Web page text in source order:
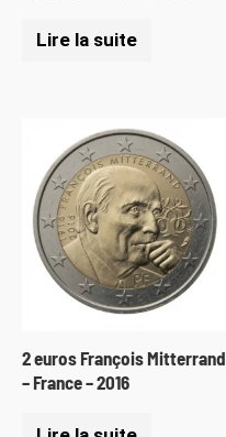
Lire la suite
2 euros François Mitterrand
– France – 2016